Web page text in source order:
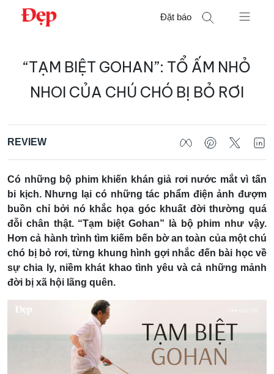
Chuyển
Đặt báo
kiếm
“TẠM BIỆT GOHAN”: TỔ ẤM NHỎ
NHOI CỦA CHÚ CHÓ BỊ BỎ RƠI
REVIEW
Có những bộ phim khiến khán giả rơi nước mắt vì tấn
bi kịch. Nhưng lại có những tác phẩm điện ảnh đượm
buồn chỉ bởi nó khắc họa góc khuất đời thường quá
đỗi chân thật. “Tạm biệt Gohan” là bộ phim như vậy.
Hơn cả hành trình tìm kiếm bến bờ an toàn của một chú
chó bị bỏ rơi, từng khung hình gợi nhắc đến bài học về
sự chia ly, niềm khát khao tình yêu và cả những mảnh
đời bị xã hội lãng quên.